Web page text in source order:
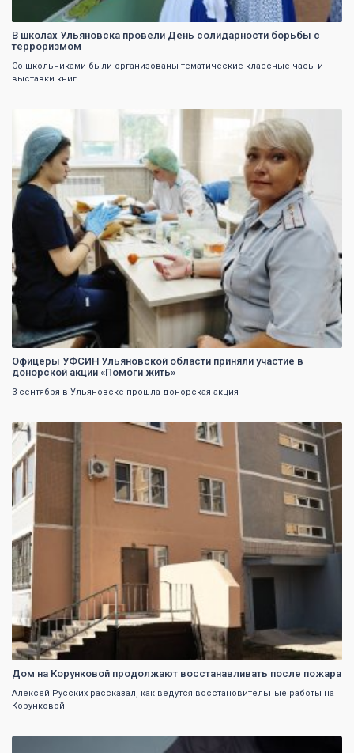
В школах Ульяновска провели День солидарности борьбы с
терроризмом
Со школьниками были организованы тематические классные часы и
выставки книг
0
Офицеры УФСИН Ульяновской области приняли участие в
донорской акции «Помоги жить»
3 сентября в Ульяновске прошла донорская акция
0
Дом на Корунковой продолжают восстанавливать после пожара
Алексей Русских рассказал, как ведутся восстановительные работы на
Корунковой